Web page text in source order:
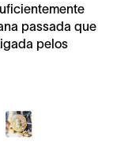
passada que
pelos